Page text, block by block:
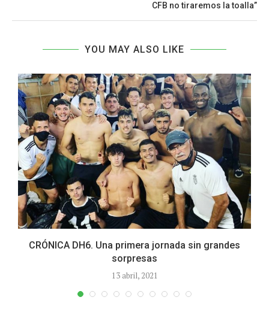
CFB no tiraremos la toalla”
YOU MAY ALSO LIKE
CRÓNICA DH6. Una primera jornada sin grandes
sorpresas
13 abril, 2021